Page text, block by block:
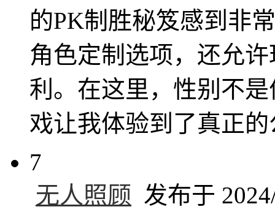
的PK制胜秘笈感到非
角色定制选项，还允
利。在这里，性别不
戏让我体验到了真正
7
无人照顾 发布于